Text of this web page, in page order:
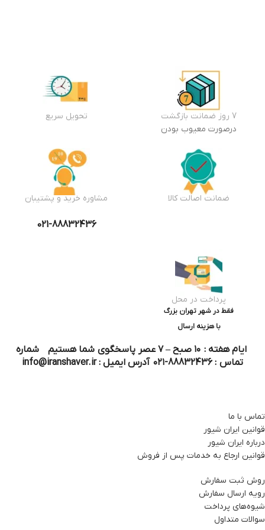
7 روز ضمانت بازگشت
درصورت معیوب بودن
تحویل سریع
ضمانت اصالت کالا مشاوره خرید و پشتیبان
021-88832436
پرداخت در محل
فقط در شهر تهران بزرگ
با هزینه ارسال
ایام هفته : ۱۰ صبح – ۷ عصر پاسخگوی شما هستیم شماره
تماس : 88832436-۰۲۱ آدرس ایمیل : info@iranshaver.ir
تماس با ما
قوانین ایران شیور
درباره ایران شیور
قوانین ارجاع به خدمات پس از فروش
روش ثبت سفارش
رویه ارسال سفارش
شیوه‌های پرداخت
سوالات متداول